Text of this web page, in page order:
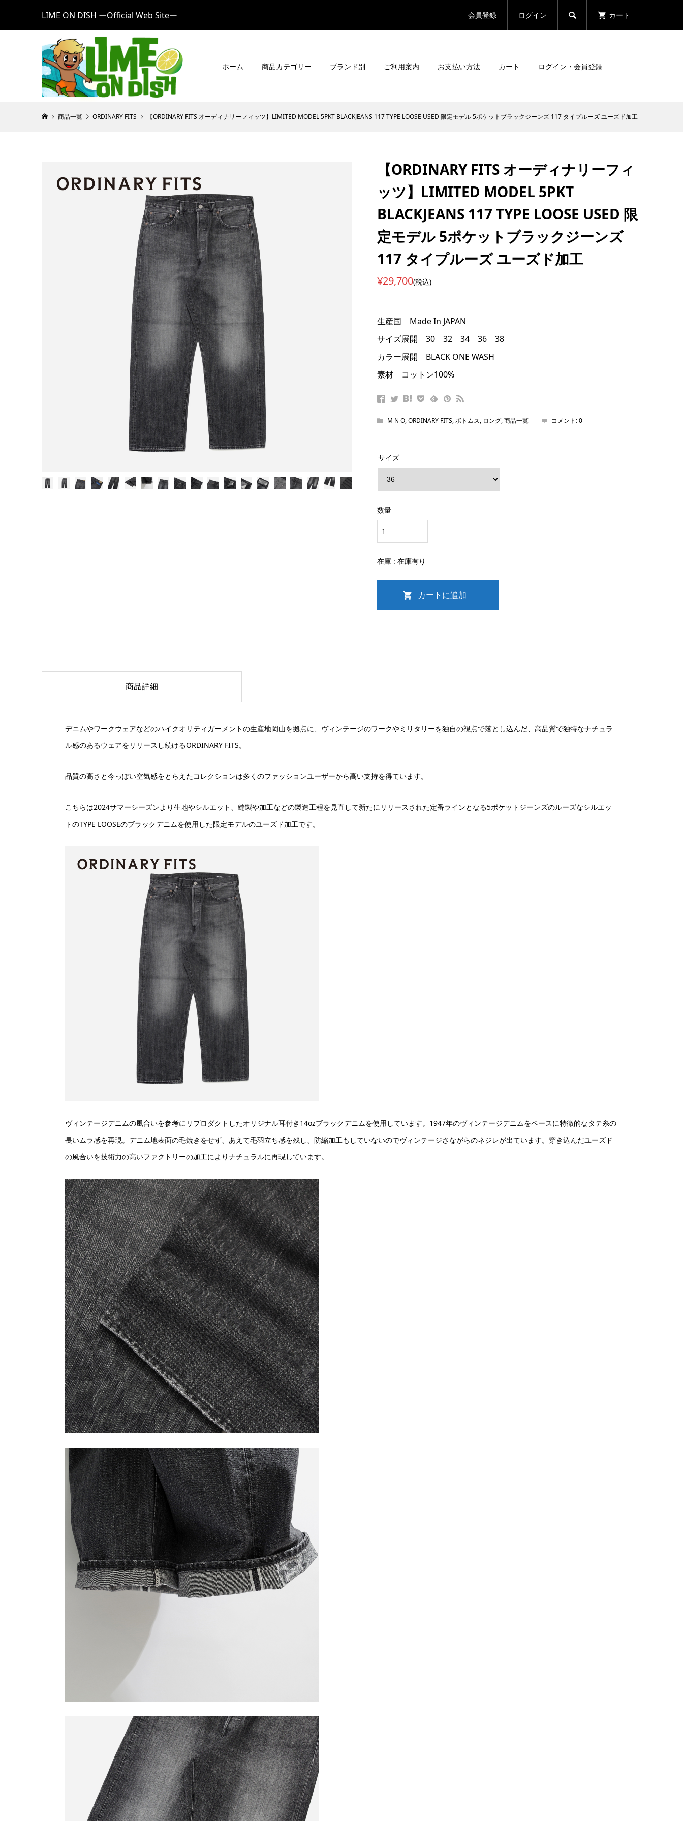
LIME ON DISH ーOfficial Web Siteー 会員登録 ログイン  カート
ホーム 商品カテゴリー ブランド別 ご利用案内 お支払い方法 カート ログイン・会員登録
商品一覧 ORDINARY FITS 【ORDINARY FITS オーディナリーフィッツ】LIMITED MODEL 5PKT BLACKJEANS 117 TYPE LOOSE USED 限定モデル 5ポケットブラックジーンズ 117 タイプルーズ ユーズド加工
【ORDINARY FITS オーディナリーフィ
ッツ】LIMITED MODEL 5PKT
BLACKJEANS 117 TYPE LOOSE USED 限
定モデル 5ポケットブラックジーンズ
117 タイプルーズ ユーズド加工
¥29,700(税込)
生産国 Made In JAPAN
サイズ展開 30 32 34 36 38
カラー展開 BLACK ONE WASH
素材 コットン100%
M N O,ORDINARY FITS,ボトムス, ロング,商品一覧 コメント:0
サイズ
数量
在庫 : 在庫有り
商品詳細
デニムやワークウェアなどのハイクオリティガーメントの生産地岡山を拠点に、ヴィンテージのワークやミリタリーを独自の視点で落とし込んだ、高品質で独特なナチュラ
ル感のあるウェアをリリースし続けるORDINARY FITS。
品質の高さと今っぽい空気感をとらえたコレクションは多くのファッションユーザーから高い支持を得ています。
こちらは2024サマーシーズンより生地やシルエット、縫製や加工などの製造工程を見直して新たにリリースされた定番ラインとなる5ポケットジーンズのルーズなシルエッ
トのTYPE LOOSEのブラックデニムを使用した限定モデルのユーズド加工です。
ヴィンテージデニムの風合いを参考にリプロダクトしたオリジナル耳付き14ozブラックデニムを使用しています。1947年のヴィンテージデニムをベースに特徴的なタテ糸の
長いムラ感を再現。デニム地表面の毛焼きをせず、あえて毛羽立ち感を残し、防縮加工もしていないのでヴィンテージさながらのネジレが出ています。穿き込んだユーズド
の風合いを技術力の高いファクトリーの加工によりナチュラルに再現しています。